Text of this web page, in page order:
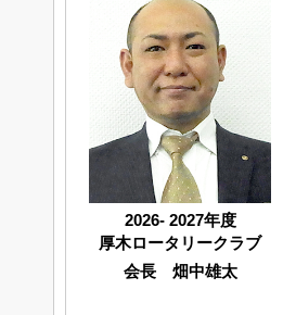
2026- 2027年度
厚木ロータリークラブ
会長 畑中雄太